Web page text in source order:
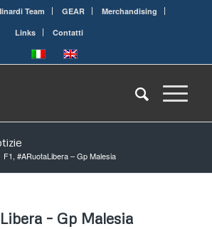
Team GEAR
Merchandising
Links
Contatti
F1, #ARuotaLibera – Gp Malesia
– Gp Malesia